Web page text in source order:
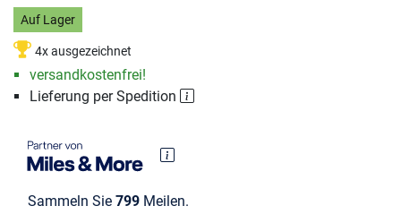
Auf Lager
4x ausgezeichnet
versandkostenfrei!
Lieferung per Spedition
Sammeln Sie 799 Meilen.